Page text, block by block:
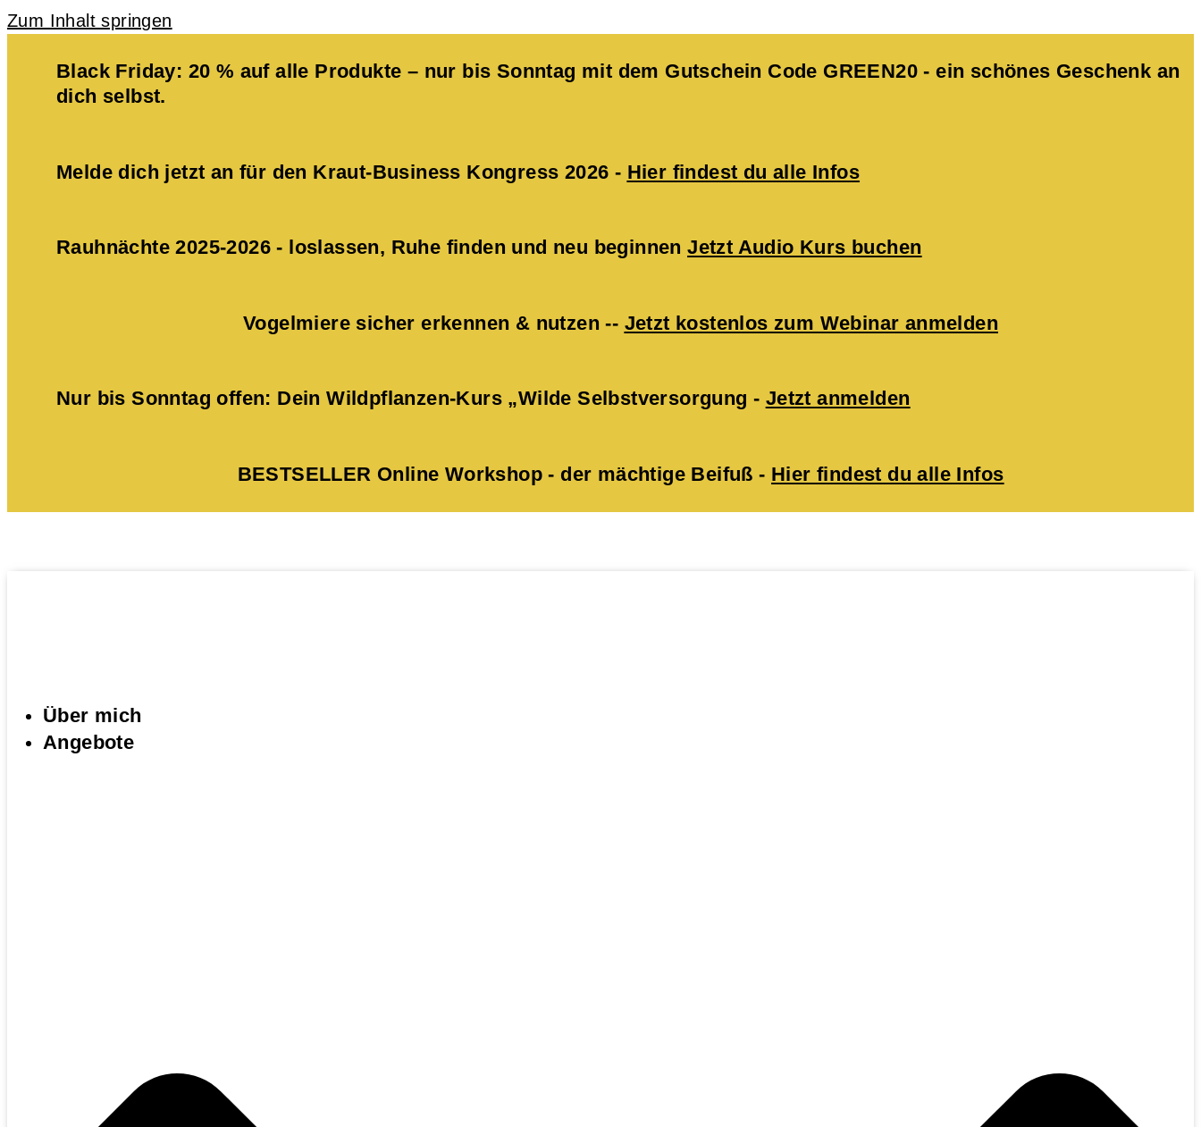
Zum Inhalt springen
Black Friday: 20 % auf alle Produkte – nur bis Sonntag mit dem Gutschein Code GREEN20 - ein schönes Geschenk an
dich selbst.
Melde dich jetzt an für den Kraut-Business Kongress 2026 - Hier findest du alle Infos
Rauhnächte 2025-2026 - loslassen, Ruhe finden und neu beginnenJetzt Audio Kurs buchen
Vogelmiere sicher erkennen & nutzen -- Jetzt kostenlos zum Webinar anmelden
Nur bis Sonntag offen: Dein Wildpflanzen-Kurs „Wilde Selbstversorgung - Jetzt anmelden
BESTSELLER Online Workshop - der mächtige Beifuß - Hier findest du alle Infos
Über mich
Angebote